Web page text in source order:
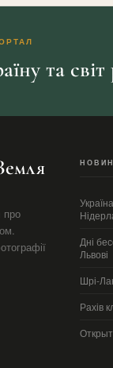
та
про
Дні
Львові
Шрі-
Рахів